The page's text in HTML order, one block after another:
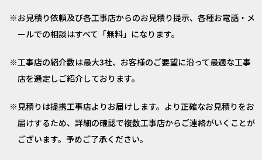
お見積り依頼及び各工事店からのお見積り提示、各種お電話・メ
ールでの相談はすべて「無料」になります。
工事店の紹介数は最大3社、お客様のご要望に沿って最適な工事
店を選定しご紹介しております。
見積りは提携工事店よりお届けします。より正確なお見積りをお
届けするため、詳細の確認で複数工事店からご連絡がいくことが
ございます。予めご了承ください。